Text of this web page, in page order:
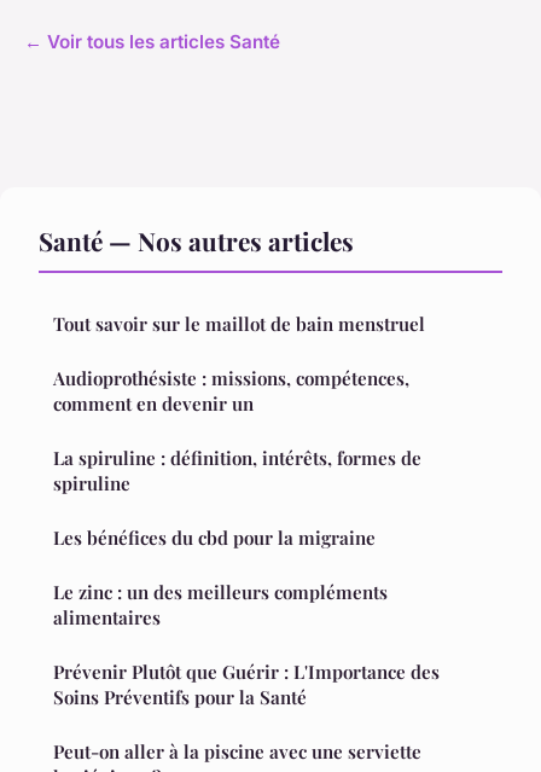
← Voir tous les articles Santé
Santé — Nos autres articles
Tout savoir sur le maillot de bain menstruel
Audioprothésiste : missions, compétences,
comment en devenir un
La spiruline : définition, intérêts, formes de
spiruline
Les bénéfices du cbd pour la migraine
Le zinc : un des meilleurs compléments
alimentaires
Prévenir Plutôt que Guérir : L'Importance des
Soins Préventifs pour la Santé
Peut-on aller à la piscine avec une serviette